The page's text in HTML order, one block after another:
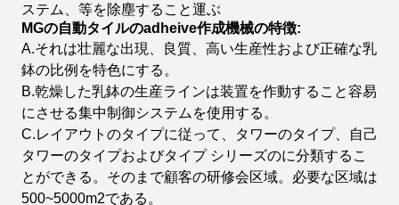
ステム、等を除塵すること運ぶ
MGの自動タイルのadheive作成機械の特徴:
A.それは壮麗な出現、良質、高い生産性および正確な乳
鉢の比例を特色にする。
B.乾燥した乳鉢の生産ラインは装置を作動すること容易
にさせる集中制御システムを使用する。
C.レイアウトのタイプに従って、タワーのタイプ、自己
タワーのタイプおよびタイプ シリーズのに分類するこ
とができる。そのまで顧客の研修会区域。必要な区域は
500~5000m2である。